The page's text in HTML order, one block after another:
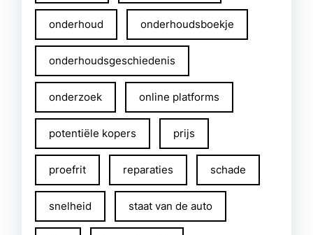
onderhoud onderhoudsboekje
onderhoudsgeschiedenis
onderzoek online platforms
potentiële kopers prijs
proefrit reparaties schade
snelheid staat van de auto